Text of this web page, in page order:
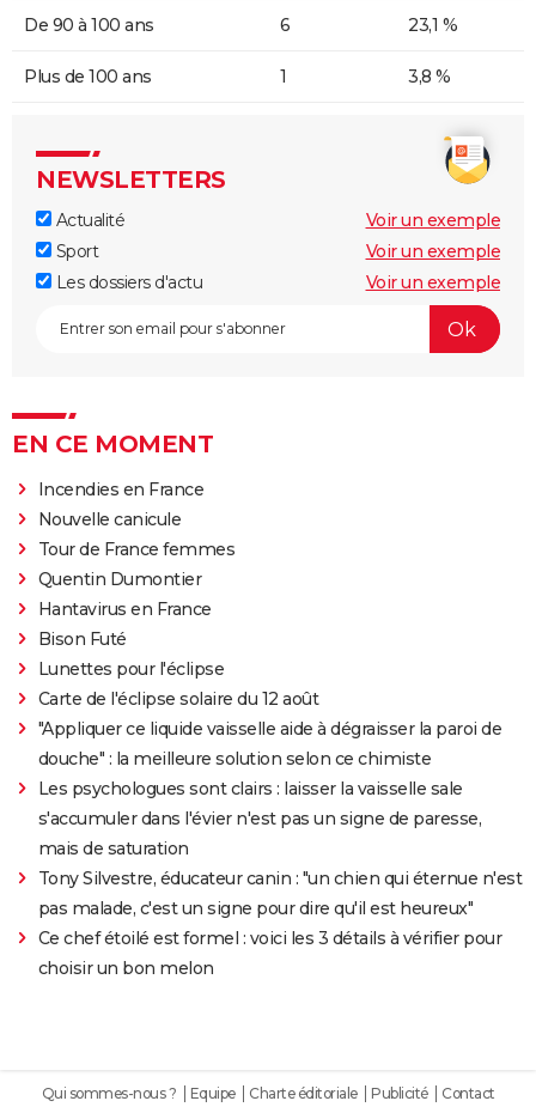
De 90 à 100 ans 6 23,1 %
Plus de 100 ans 1 3,8 %
NEWSLETTERS
Actualité
Voir un exemple
Sport
Voir un exemple
Les dossiers d'actu
Voir un exemple
EN CE MOMENT
Incendies en France
Nouvelle canicule
Tour de France femmes
Quentin Dumontier
Hantavirus en France
Bison Futé
Lunettes pour l'éclipse
Carte de l'éclipse solaire du 12 août
"Appliquer ce liquide vaisselle aide à dégraisser la paroi de
douche" : la meilleure solution selon ce chimiste
Les psychologues sont clairs : laisser la vaisselle sale
s'accumuler dans l'évier n'est pas un signe de paresse,
mais de saturation
Tony Silvestre, éducateur canin : "un chien qui éternue n'est
pas malade, c'est un signe pour dire qu'il est heureux"
Ce chef étoilé est formel : voici les 3 détails à vérifier pour
choisir un bon melon
Qui sommes-nous ? Equipe Charte éditoriale Publicité Contact